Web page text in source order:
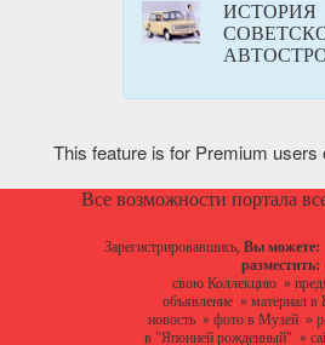
ИСТОРИЯ
This feature is for Premium users
Все возможности портала
Зарегистрировавшись, Вы можете:
разместить:
свою Коллекцию»
объявление» материал в
новость» фото в Музей»
в "Японией рожденный" »